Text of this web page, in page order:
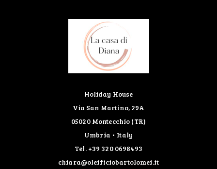
Holiday House
Via San Martino, 29A
05020 Montecchio (TR)
Umbria • Italy
Tel. +39 320 0698493
chiara@oleificiobartolomei.it